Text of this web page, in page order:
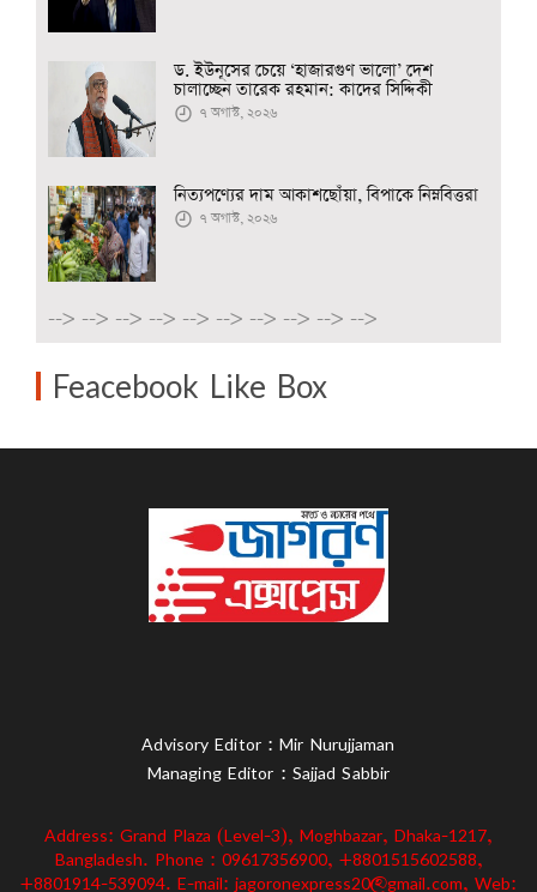
ড. ইউনূসের চেয়ে ‘হাজারগুণ ভালো’ দেশ
চালাচ্ছেন তারেক রহমান: কাদের সিদ্দিকী
৭ অগাস্ট, ২০২৬
নিত্যপণ্যের দাম আকাশছোঁয়া, বিপাকে নিম্নবিত্তরা
৭ অগাস্ট, ২০২৬
--> --> --> --> --> --> --> --> --> -->
Feacebook Like Box
Advisory Editor : Mir Nurujjaman
Managing Editor : Sajjad Sabbir
Address: Grand Plaza (Level-3), Moghbazar, Dhaka-1217,
Bangladesh. Phone : 09617356900, +8801515602588,
+8801914-539094. E-mail: jagoronexpress20@gmail.com, Web: